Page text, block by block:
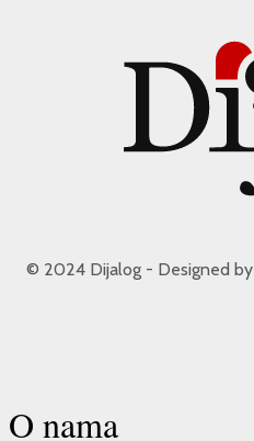
© 2024 Dijalog - Designed by
O nama